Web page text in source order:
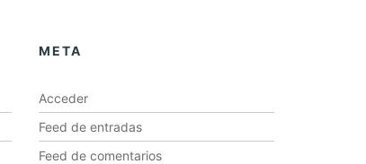
META
Acceder
Feed de entradas
Feed de comentarios